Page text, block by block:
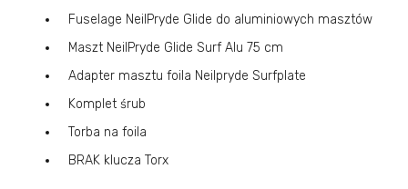
Fuselage NeilPryde Glide do aluminiowych masztów
Maszt NeilPryde Glide Surf Alu 75 cm
Adapter masztu foila Neilpryde Surfplate
Komplet śrub
Torba na foila
BRAK klucza Torx